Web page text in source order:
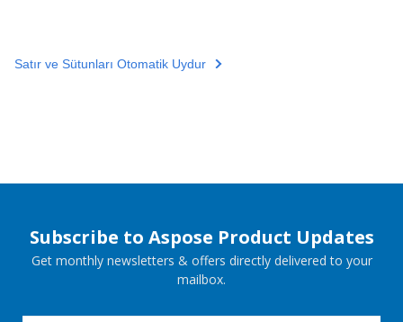
Satır ve Sütunları Otomatik Uydur
Subscribe to Aspose Product Updates
Get monthly newsletters & offers directly delivered to your
mailbox.